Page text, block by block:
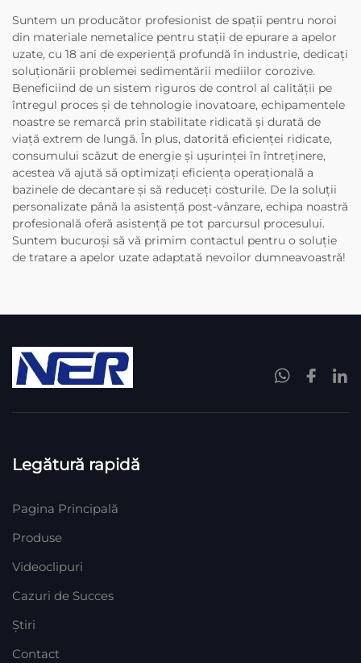
Suntem un producător profesionist de spații pentru noroi
din materiale nemetalice pentru stații de epurare a apelor
uzate, cu 18 ani de experiență profundă în industrie, dedicați
soluționării problemei sedimentării mediilor corozive.
Beneficiind de un sistem riguros de control al calității pe
întregul proces și de tehnologie inovatoare, echipamentele
noastre se remarcă prin stabilitate ridicată și durată de
viață extrem de lungă. În plus, datorită eficienței ridicate,
consumului scăzut de energie și ușurinței în întreținere,
acestea vă ajută să optimizați eficiența operațională a
bazinele de decantare și să reduceți costurile. De la soluții
personalizate până la asistență post-vânzare, echipa noastră
profesională oferă asistență pe tot parcursul procesului.
Suntem bucuroși să vă primim contactul pentru o soluție
de tratare a apelor uzate adaptată nevoilor dumneavoastră!
Legătură rapidă
Pagina Principală
Produse
Videoclipuri
Cazuri de Succes
Știri
Contact